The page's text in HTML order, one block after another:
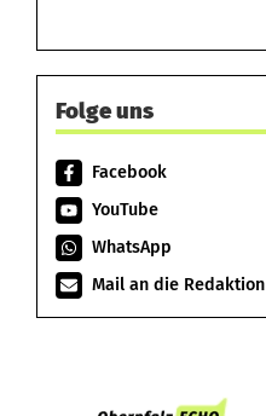
Folge uns
Facebook
YouTube
WhatsApp
Mail an die Redaktion